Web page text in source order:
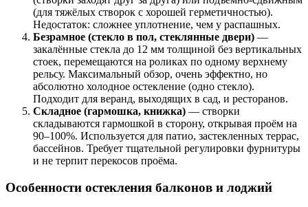
(для тяжёлых створок с хорошей герметичностью).
Недостаток: сложнее уплотнение, чем у распашных.
Безрамное (стекло в пол, стеклянные двери) —
закалённые стекла до 12 мм толщиной без вертикальных
стоек, перемещаются на роликах по одному верхнему
рельсу. Максимальный обзор, очень эффектно, но
абсолютно холодное остекление (одно стекло).
Подходит для веранд, выходящих в сад, и ресторанов.
Складное (гармошка, книжка) — створки
складываются гармошкой в сторону, открывая проём на
90–100%. Используется для патио, застекленных террас,
бассейнов. Требует тщательной регулировки фурнитуры
и не терпит перекосов проёма.
Особенности остекления балконов и лоджий